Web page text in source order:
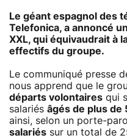
Le géant espagnol des
Telefonica, a annoncé
XXL, qui équivaudrait à
effectifs du groupe.
Le communiqué presse
nous apprend que le
départs volontaires qui
salariés âgés de plus de
ainsi, selon un porte-
salariés sur un total de